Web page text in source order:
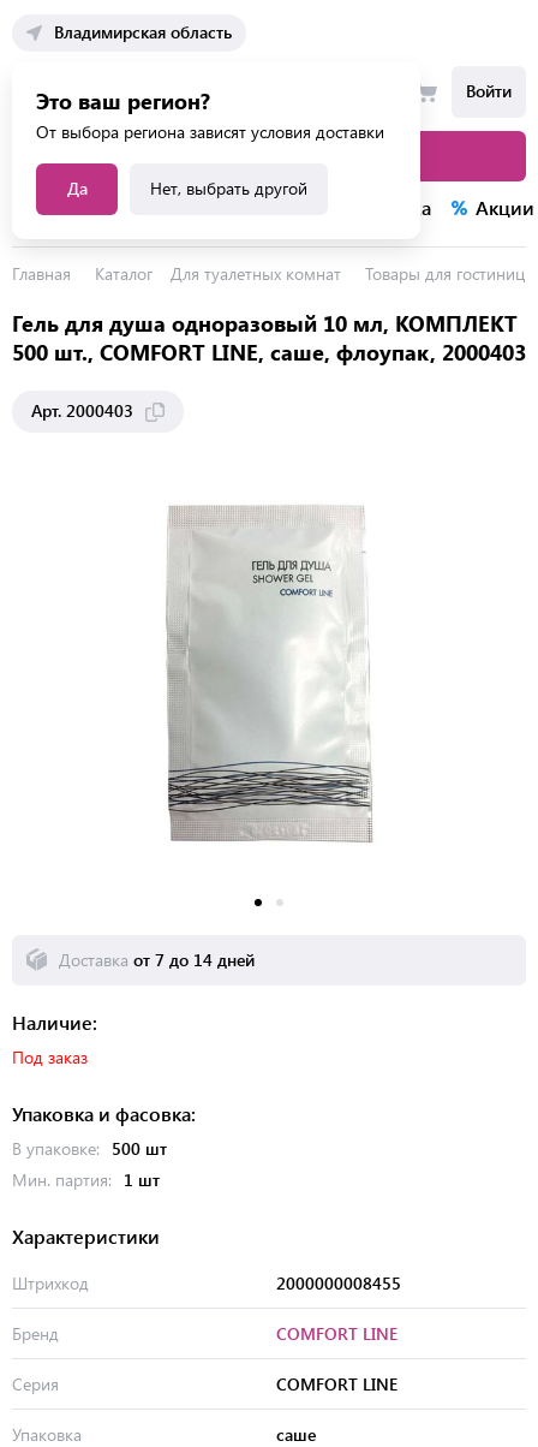
Владимирская область
Это ваш регион?
От выбора региона зависят условия доставки
Да Нет, выбрать другой
Войти
Каталог услуг Распродажа Акции
Главная Каталог Для туалетных комнат Товары для гостиниц
Гель для душа одноразовый 10 мл, КОМПЛЕКТ
500 шт., COMFORT LINE, саше, флоупак, 2000403
Арт. 2000403
Наличие:
Под заказ
Упаковка и фасовка:
В упаковке:
500 шт
Мин. партия:
1 шт
Доставка от 7 до 14 дней
Характеристики
Штрихкод 2000000008455
Бренд COMFORT LINE
Серия COMFORT LINE
Упаковка саше